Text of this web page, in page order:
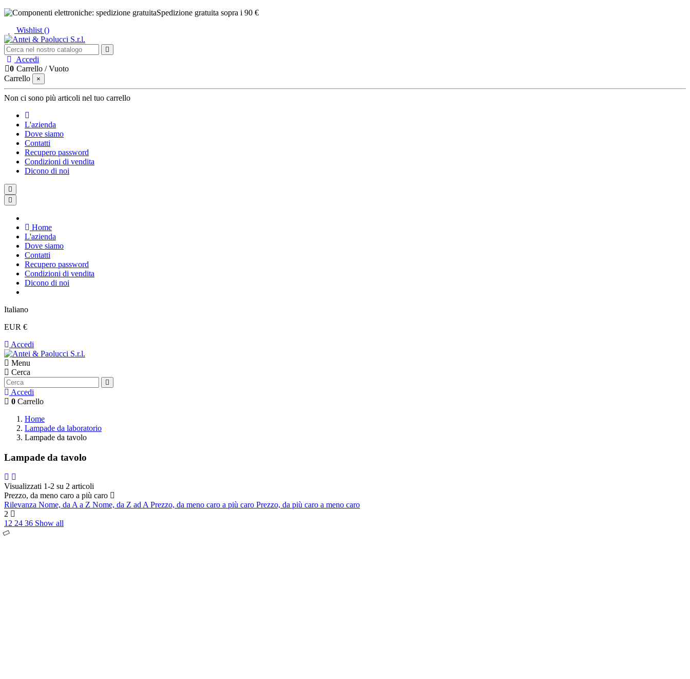
Spedizione gratuita sopra i 90 €
Wishlist ()
Accedi
0 Carrello /Vuoto
Carrello
×
Non ci sono più articoli nel tuo carrello
L'azienda
Dove siamo
Contatti
Recupero password
Condizioni di vendita
Dicono di noi
Home
L'azienda
Dove siamo
Contatti
Recupero password
Condizioni di vendita
Dicono di noi
Italiano
EUR €
Accedi
Menu
Cerca
Accedi
0 Carrello
Home
Lampade da laboratorio
Lampade da tavolo
Lampade da tavolo
Visualizzati 1-2 su 2 articoli
Prezzo, da meno caro a più caro
Rilevanza Nome, da A a Z Nome, da Z ad APrezzo, da meno caro a più caro Prezzo, da più caro a meno caro
2
12 24 36 Show all